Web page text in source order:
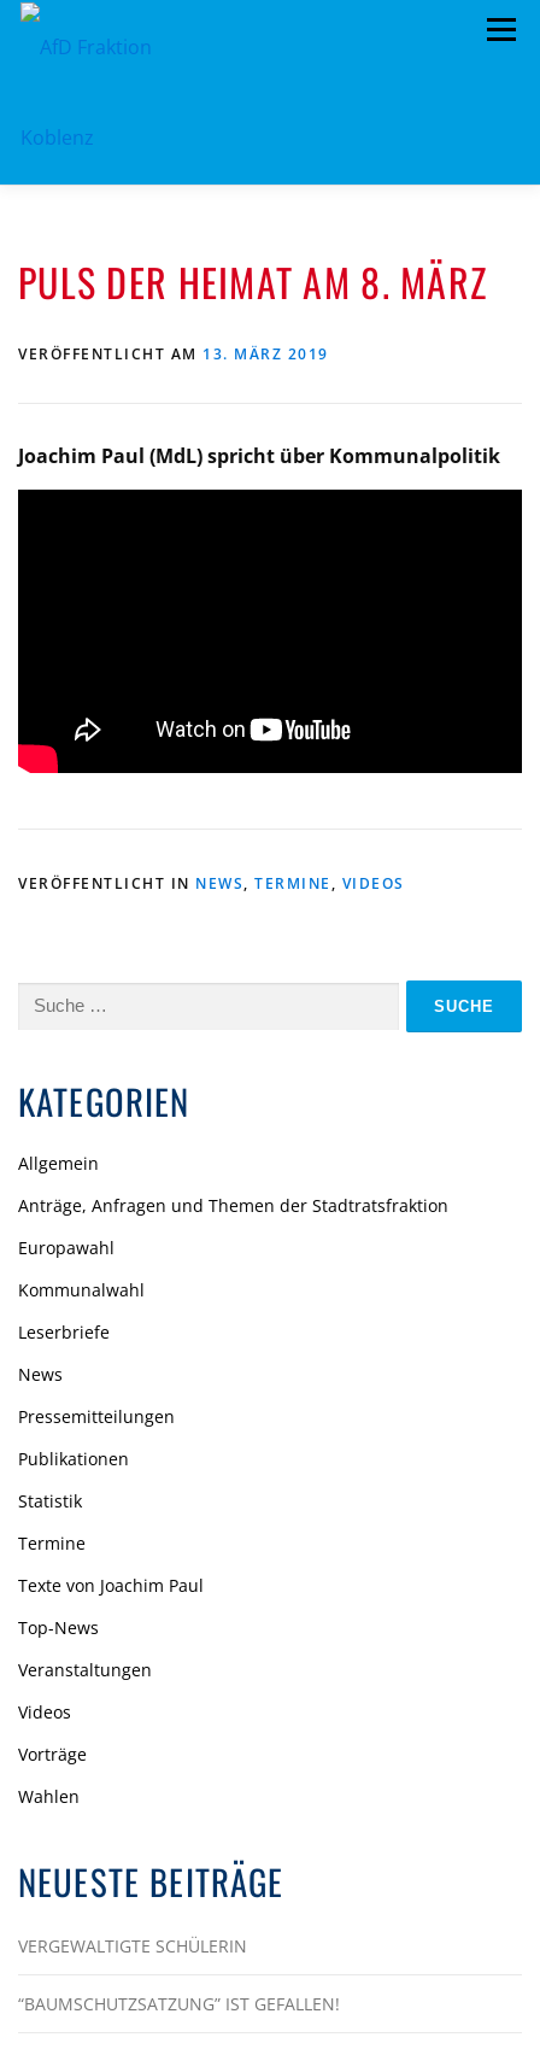
Zum
Inhalt
Menü
TERMINE MITMACHEN! KONTAKT
PULS DER HEIMAT AM 8. MÄRZ
VERÖFFENTLICHT AM 13. MÄRZ 2019
Joachim Paul (MdL) spricht über Kommunalpolitik
VERÖFFENTLICHT IN NEWS, TERMINE , VIDEOS
Suche
KATEGORIEN
Allgemein
Anträge, Anfragen und Themen der Stadtratsfraktion
Europawahl
Kommunalwahl
Leserbriefe
News
Pressemitteilungen
Publikationen
Statistik
Termine
Texte von Joachim Paul
Top-News
Veranstaltungen
Videos
Vorträge
Wahlen
NEUESTE BEITRÄGE
VERGEWALTIGTE SCHÜLERIN
“BAUMSCHUTZSATZUNG” IST GEFALLEN!